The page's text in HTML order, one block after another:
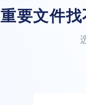
重要文件